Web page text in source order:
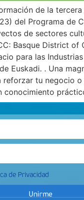
de la
del Programa de
de sectores
Basque District of
para las
Euskadi. . Una
reforzar tu negocio
conocimiento
de Privacidad
Unirme